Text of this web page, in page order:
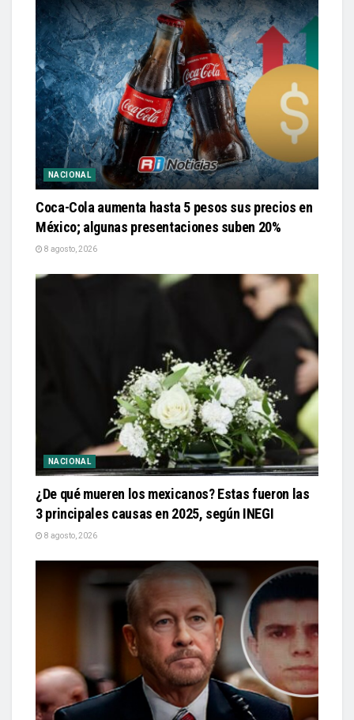
NACIONAL
Coca-Cola aumenta hasta 5 pesos sus precios en
México; algunas presentaciones suben 20%
8 agosto, 2026
NACIONAL
¿De qué mueren los mexicanos? Estas fueron las
3 principales causas en 2025, según INEGI
8 agosto, 2026